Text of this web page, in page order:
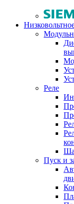
Реле
Пуск и